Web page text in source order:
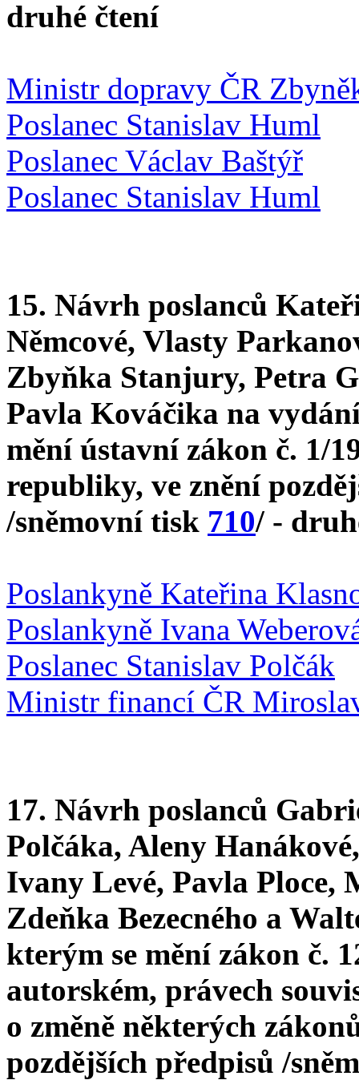
druhé čtení
Ministr dopravy ČR
Poslanec Stanislav Huml
Poslanec Václav Baštýř
Poslanec Stanislav Huml
15. Návrh poslanců
Němcové, Vlasty
Zbyňka Stanjury, Petra
Pavla Kováčika na
mění ústavní zákon č. 1/
republiky, ve znění
/sněmovní tisk 710/ -
Poslankyně Kateřina
Poslankyně Ivana
Poslanec Stanislav Polčák
Ministr financí ČR
17. Návrh poslanců
Polčáka, Aleny
Ivany Levé, Pavla Ploce,
Zdeňka Bezecného a
kterým se mění zákon č.
autorském, právech
o změně některých
pozdějších předpisů /